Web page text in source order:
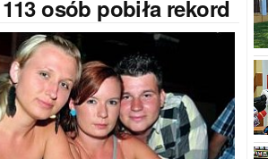
osób pobiła rekord